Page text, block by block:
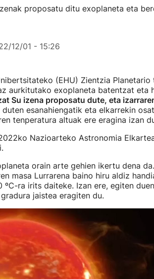
proposatu ditu exoplaneta eta
12/01 - 15:26
(EHU) Zientzia
aurkitutako exoplaneta batentzat eta
Su izena proposatu dute, eta
esanahiengatik eta elkarrekin
tenperatura altuak ere eragina izan
Nazioarteko Astronomia
orain arte gehien ikertu dena
masa Lurrarena baino hiru aldiz
ºC-ra irits daiteke. Izan ere, egiten
jaistea eragiten du.